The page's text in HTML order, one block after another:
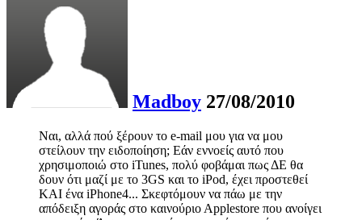
Madboy 27/08/2010
Ναι, αλλά πού ξέρουν το e-mail μου για να μου
στείλουν την ειδοποίηση; Εάν εννοείς αυτό που
χρησιμοποιώ στο iTunes, πολύ φοβάμαι πως ΔΕ θα
δουν ότι μαζί με το 3GS και το iPod, έχει προστεθεί
ΚΑΙ ένα iPhone4... Σκεφτόμουν να πάω με την
απόδειξη αγοράς στο καινούριο Αpplestore που ανοίγει